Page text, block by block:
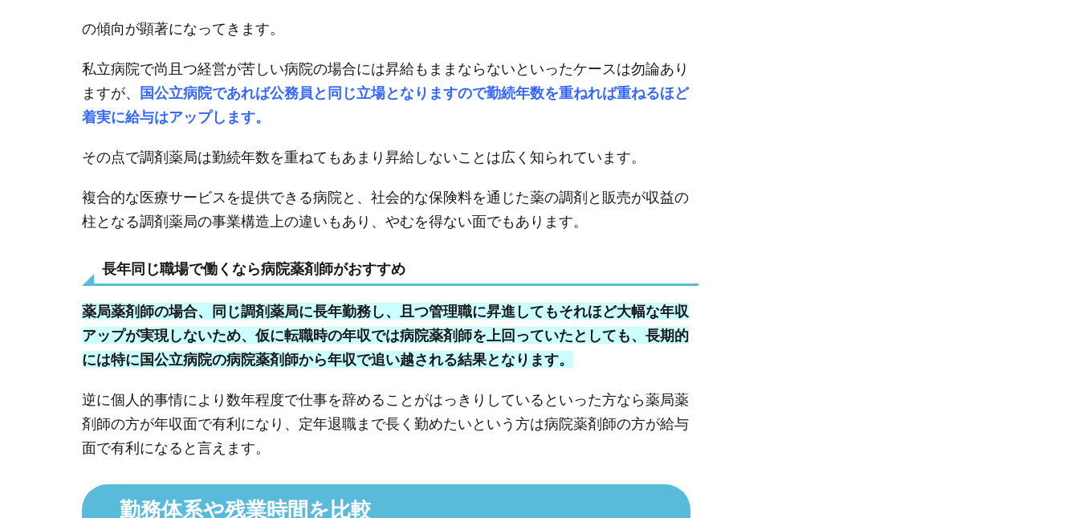
の傾向が顕著になってきます。
私立病院で尚且つ経営が苦しい病院の場合には昇給もままならないといったケースは勿論あり
ますが、
国公立病院であれば公務員と同じ立場となりますので勤続年数を重ねれば重ねるほど
着実に給与はアップします。
その点で調剤薬局は勤続年数を重ねてもあまり昇給しないことは広く知られています。
複合的な医療サービスを提供できる病院と、社会的な保険料を通じた薬の調剤と販売が収益の
柱となる調剤薬局の事業構造上の違いもあり、やむを得ない面でもあります。
長年同じ職場で働くなら病院薬剤師がおすすめ
薬局薬剤師の場合、同じ調剤薬局に長年勤務し、且つ管理職に昇進してもそれほど大幅な年収
アップが実現しないため、仮に転職時の年収では病院薬剤師を上回っていたとしても、長期的
には特に国公立病院の病院薬剤師から年収で追い越される結果となります。
逆に個人的事情により数年程度で仕事を辞めることがはっきりしているといった方なら薬局薬
剤師の方が年収面で有利になり、定年退職まで長く勤めたいという方は病院薬剤師の方が給与
面で有利になると言えます。
勤務体系や残業時間を比較